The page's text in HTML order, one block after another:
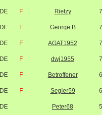
DE F Rietzy
DE F George B
DE F AGAT1952
DE F dwj1955
DE F Betroffener
DE F Segler59
DE Peter68